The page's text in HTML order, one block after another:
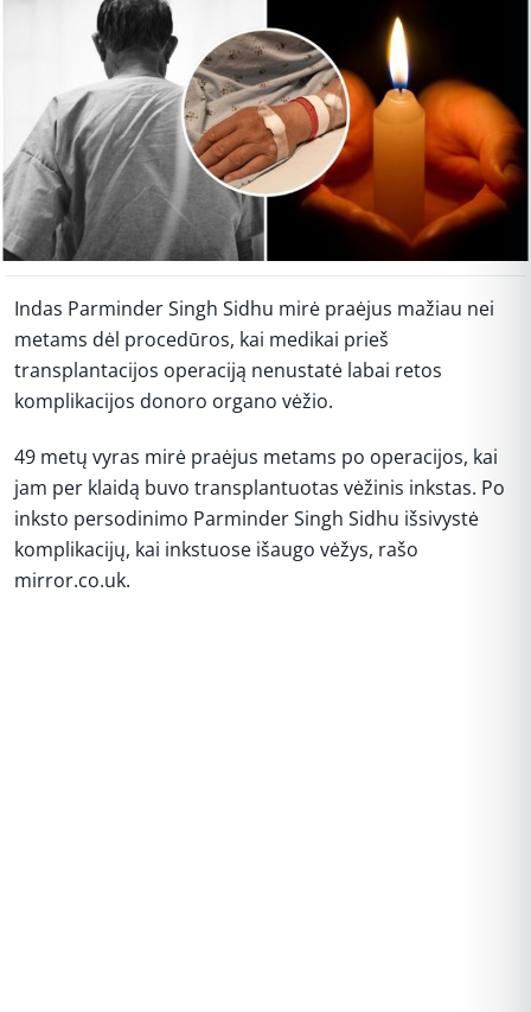
Indas Parminder Singh Sidhu mirė praėjus mažiau nei
metams dėl procedūros, kai medikai prieš
transplantacijos operaciją nenustatė labai retos
komplikacijos donoro organo vėžio.
49 metų vyras mirė praėjus metams po operacijos, kai
jam per klaidą buvo transplantuotas vėžinis inkstas. Po
inksto persodinimo Parminder Singh Sidhu išsivystė
komplikacijų, kai inkstuose išaugo vėžys, rašo
mirror.co.uk.